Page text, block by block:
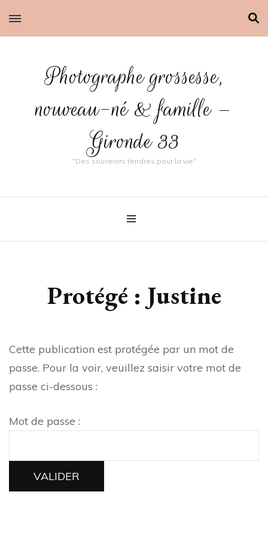
Photographe grossesse,
nouveau-né & famille –
Gironde 33
"Des souvenirs tendres pour la vie"
Protégé : Justine
Cette publication est protégée par un mot de
passe. Pour la voir, veuillez saisir votre mot de
passe ci-dessous :
Mot de passe :